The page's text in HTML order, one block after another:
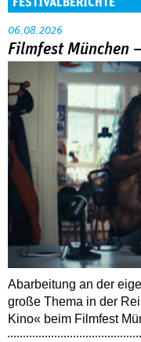
06.08.2026
Filmfest München
Abarbeitung an der
große Thema in der
Kino« beim Filmfest